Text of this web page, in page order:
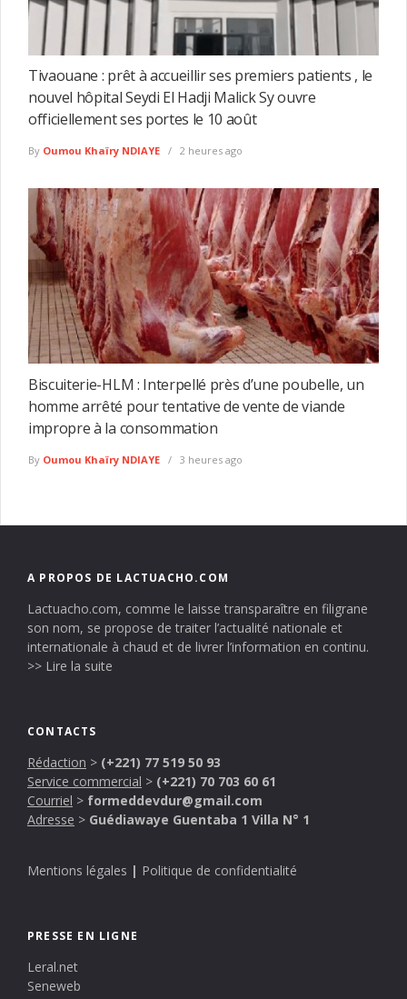
Tivaouane : prêt à accueillir ses premiers patients , le
nouvel hôpital Seydi El Hadji Malick Sy ouvre
officiellement ses portes le 10 août
By Oumou Khaïry NDIAYE 2 heures ago
Biscuiterie-HLM : Interpellé près d’une poubelle, un
homme arrêté pour tentative de vente de viande
impropre à la consommation
By Oumou Khaïry NDIAYE 3 heures ago
A PROPOS DE LACTUACHO.COM
Lactuacho.com, comme le laisse transparaître en filigrane
son nom, se propose de traiter l’actualité nationale et
internationale à chaud et de livrer l’information en continu.
>> Lire la suite
CONTACTS
Rédaction > (+221) 77 519 50 93
Service commercial > (+221) 70 703 60 61
Courriel > formeddevdur@gmail.com
Adresse > Guédiawaye Guentaba 1 Villa N° 1
Mentions légales | Politique de confidentialité
PRESSE EN LIGNE
Leral.net
Seneweb